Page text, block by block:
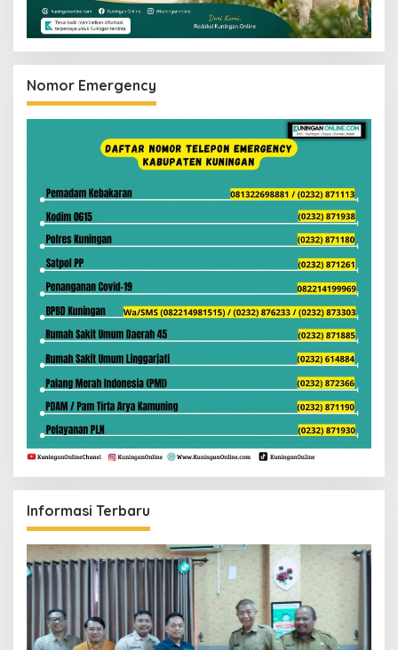
Nomor Emergency
Informasi Terbaru